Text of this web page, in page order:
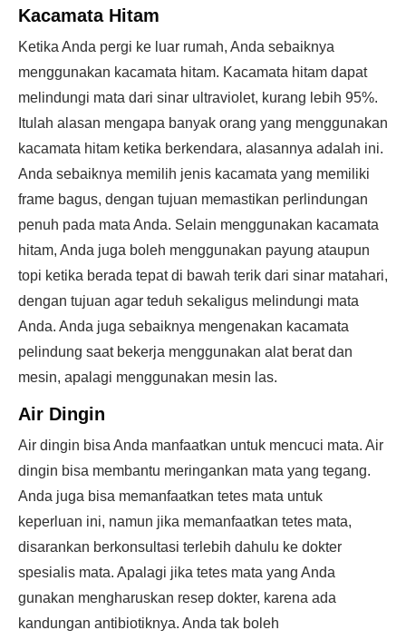
Kacamata Hitam
Ketika Anda pergi ke luar rumah, Anda sebaiknya
menggunakan kacamata hitam. Kacamata hitam dapat
melindungi mata dari sinar ultraviolet, kurang lebih 95%.
Itulah alasan mengapa banyak orang yang menggunakan
kacamata hitam ketika berkendara, alasannya adalah ini.
Anda sebaiknya memilih jenis kacamata yang memiliki
frame bagus, dengan tujuan memastikan perlindungan
penuh pada mata Anda. Selain menggunakan kacamata
hitam, Anda juga boleh menggunakan payung ataupun
topi ketika berada tepat di bawah terik dari sinar matahari,
dengan tujuan agar teduh sekaligus melindungi mata
Anda. Anda juga sebaiknya mengenakan kacamata
pelindung saat bekerja menggunakan alat berat dan
mesin, apalagi menggunakan mesin las.
Air Dingin
Air dingin bisa Anda manfaatkan untuk mencuci mata. Air
dingin bisa membantu meringankan mata yang tegang.
Anda juga bisa memanfaatkan tetes mata untuk
keperluan ini, namun jika memanfaatkan tetes mata,
disarankan berkonsultasi terlebih dahulu ke dokter
spesialis mata. Apalagi jika tetes mata yang Anda
gunakan mengharuskan resep dokter, karena ada
kandungan antibiotiknya. Anda tak boleh